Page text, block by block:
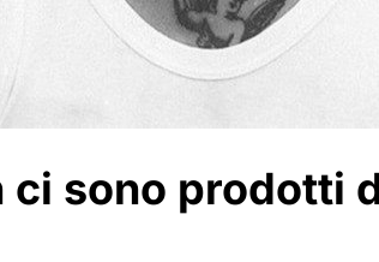
ci sono prodotti